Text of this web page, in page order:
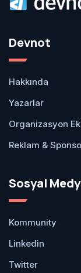
Devnot
Hakkında
Yazarlar
Organizasyon
Reklam &
Sosyal
Kommunity
Linkedin
Twitter